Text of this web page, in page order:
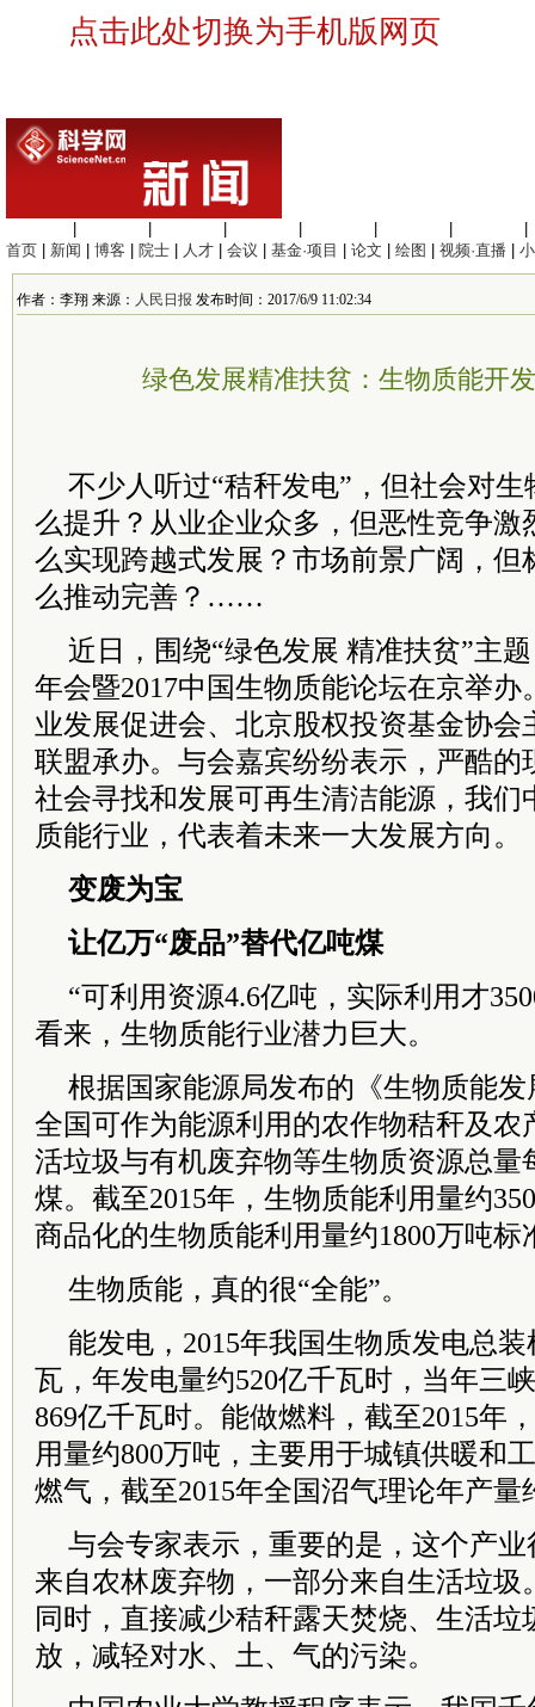
点击此处切换为手机版网页
首页
新闻 博客 院士 人才 会议 基金·项目 论文 绘图 视频·直播
作者：李翔 来源： 人民日报 发布时间：2017/6/9 11:02:34
绿色发展精准扶贫：生物质能开
不少人听过“秸秆发电”，但社会对
么提升？从业企业众多，但恶性竞争激
么实现跨越式发展？市场前景广阔，但
么推动完善？……
近日，围绕“绿色发展 精准扶贫”主
年会暨2017中国生物质能论坛在京举
业发展促进会、北京股权投资基金协会
联盟承办。与会嘉宾纷纷表示，严酷的
社会寻找和发展可再生清洁能源，我们
质能行业，代表着未来一大发展方向。
变废为宝
让亿万“废品”替代亿吨煤
“可利用资源4.6亿吨，实际利用才
看来，生物质能行业潜力巨大。
根据国家能源局发布的《生物质能发
全国可作为能源利用的农作物秸秆及农
活垃圾与有机废弃物等生物质资源总量
煤。截至2015年，生物质能利用量约
商品化的生物质能利用量约1800万吨标
生物质能，真的很“全能”。
能发电，2015年我国生物质发电总
瓦，年发电量约520亿千瓦时，当年三
869亿千瓦时。能做燃料，截至2015年
用量约800万吨，主要用于城镇供暖和
燃气，截至2015年全国沼气理论年产量
与会专家表示，重要的是，这个产
来自农林废弃物，一部分来自生活垃圾
同时，直接减少秸秆露天焚烧、生活垃
放，减轻对水、土、气的污染。